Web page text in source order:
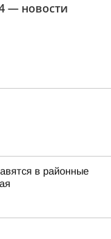
— новости
в районные